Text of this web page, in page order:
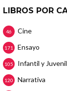
LIBROS POR
Cine
46
Ensayo
171
Infantil y Juvenil
105
Narrativa
120